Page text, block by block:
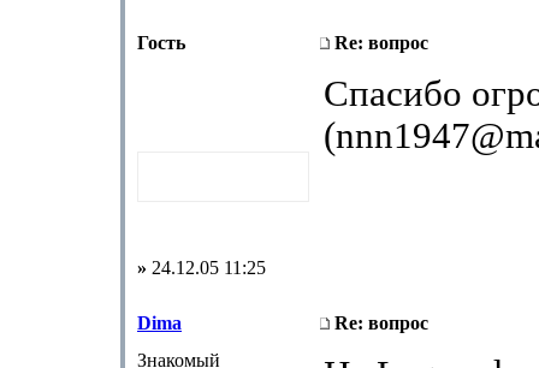
Гость Re: вопрос
Спасибо
» 24.12.05 11:25
Dima
Re: вопрос
Знакомый